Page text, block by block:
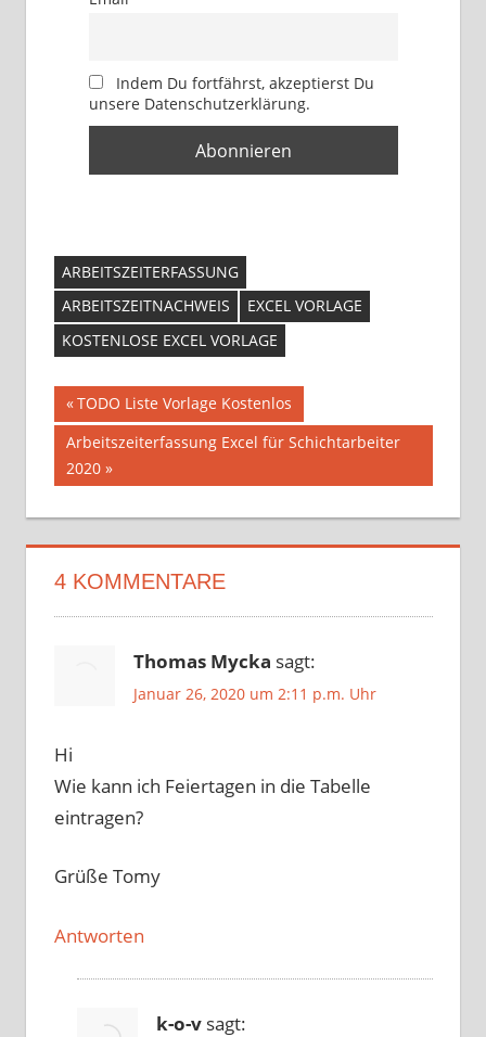
Indem Du fortfährst, akzeptierst Du
unsere Datenschutzerklärung.
ARBEITSZEITERFASSUNG
ARBEITSZEITNACHWEIS
EXCEL VORLAGE
KOSTENLOSE EXCEL VORLAGE
Beitragsnavigation
Vorheriger
Beitrag:
TODO Liste Vorlage Kostenlos
Nächster
Beitrag:
Arbeitszeiterfassung Excel für Schichtarbeiter
2020
4 KOMMENTARE
Thomas Mycka sagt:
Januar 26, 2020 um 2:11 p.m. Uhr
Hi
Wie kann ich Feiertagen in die Tabelle
eintragen?
Grüße Tomy
Antworten
k-o-v sagt: